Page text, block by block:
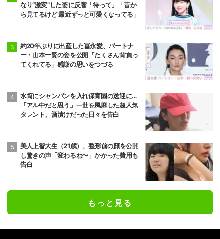
なり“激変”した姿に反響「待って」「昔か
ら見てるけど 最近ずっと可愛くなってる」
約20年ぶりに出産した冨永愛、パートナ
ー・山本一賢の姿を公開「たくさん背負っ
てくれてる」感謝の思いをつづる
水筒にシャンパンを入れ保育園の送迎に…
「アル中だと思う」一世を風靡した超人気
タレント、酒漬けだった日々を告白
美人上智大生（21歳）、整形前の顔を公開
し驚きの声「変わるね〜」かかった費用も
告白
もっと見る